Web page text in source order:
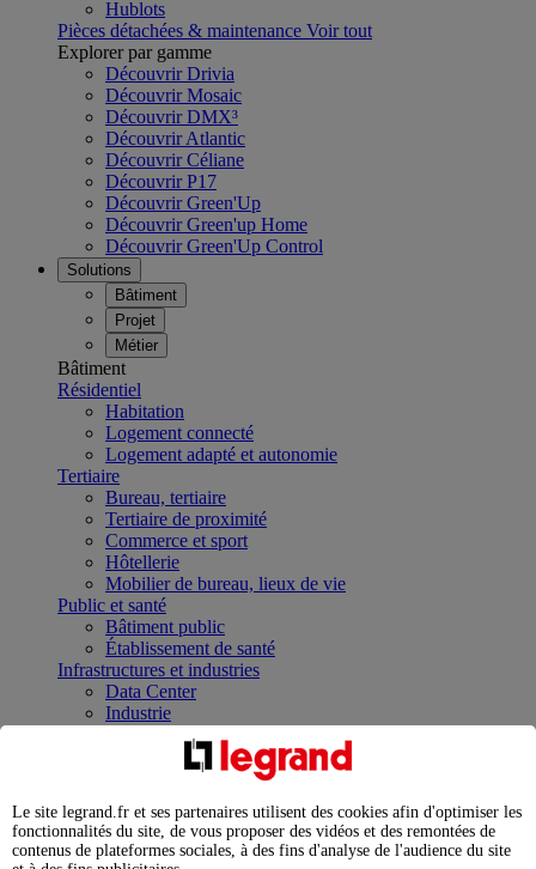
Hublots
Pièces détachées & maintenance Voir tout
Explorer par gamme
Découvrir Drivia
Découvrir Mosaic
Découvrir DMX³
Découvrir Atlantic
Découvrir Céliane
Découvrir P17
Découvrir Green'Up
Découvrir Green'up Home
Découvrir Green'Up Control
Solutions
Bâtiment
Projet
Métier
Bâtiment
Résidentiel
Habitation
Logement connecté
Logement adapté et autonomie
Tertiaire
Bureau, tertiaire
Tertiaire de proximité
Commerce et sport
Hôtellerie
Mobilier de bureau, lieux de vie
Public et santé
Bâtiment public
Établissement de santé
Infrastructures et industries
Data Center
Industrie
Infrastructures
Contrôler et planifier le fonctionnement des appareils
Répartir et optimiser son tableau électrique
Legrand Data Center Solutions : concentrer les
expertises au service de vos performances
Le site legrand.fr et ses partenaires utilisent des cookies afin d'optimiser les
fonctionnalités du site, de vous proposer des vidéos et des remontées de
contenus de plateformes sociales, à des fins d'analyse de l'audience du site